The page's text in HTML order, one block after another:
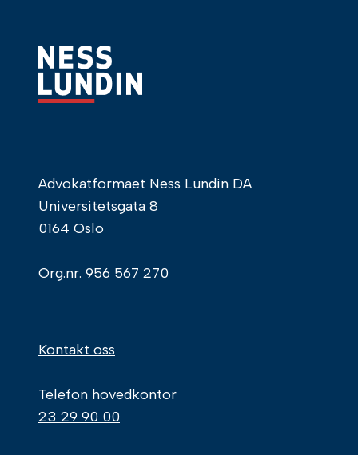
Advokatformaet Ness Lundin DA
Universitetsgata 8
0164 Oslo
Org.nr. 956 567 270
Kontakt oss
Telefon hovedkontor
23 29 90 00